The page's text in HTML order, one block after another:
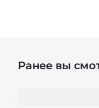
Ранее вы